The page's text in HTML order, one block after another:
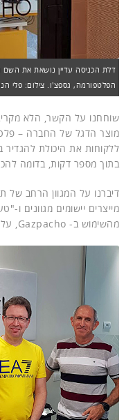
דלת הכניסה עדיין נושאת את השם
הפלטפורמה, גספצ'ו. צילום: פלי
שוחחנו על הקשר, הלא מקרי,
ללקוחות את היכולת להגדיר
בתוך מספר דקות, בדומה
דיברנו על המגוון הרחב של
מייצרים יישומים מגוונים
מהשימוש ב- Gazpacho, על מגוון תוכנותיה.